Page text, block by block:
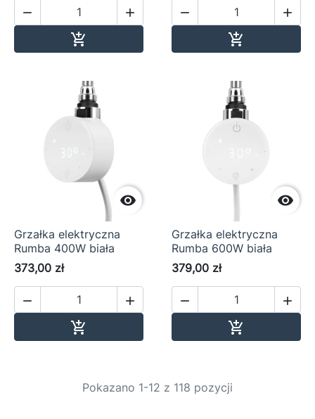
 

 


Grzałka elektryczna
Rumba 400W biała
373,00 zł
 


Grzałka elektryczna
Rumba 600W biała
379,00 zł
 

Pokazano 1-12 z 118 pozycji